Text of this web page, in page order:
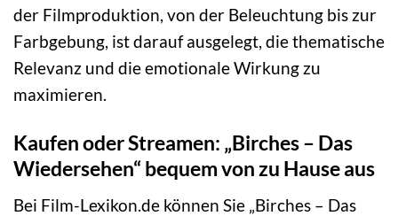
der Filmproduktion, von der Beleuchtung bis zur
Farbgebung, ist darauf ausgelegt, die thematische
Relevanz und die emotionale Wirkung zu
maximieren.
Kaufen oder Streamen: „Birches – Das
Wiedersehen“ bequem von zu Hause aus
Bei Film-Lexikon.de können Sie „Birches – Das